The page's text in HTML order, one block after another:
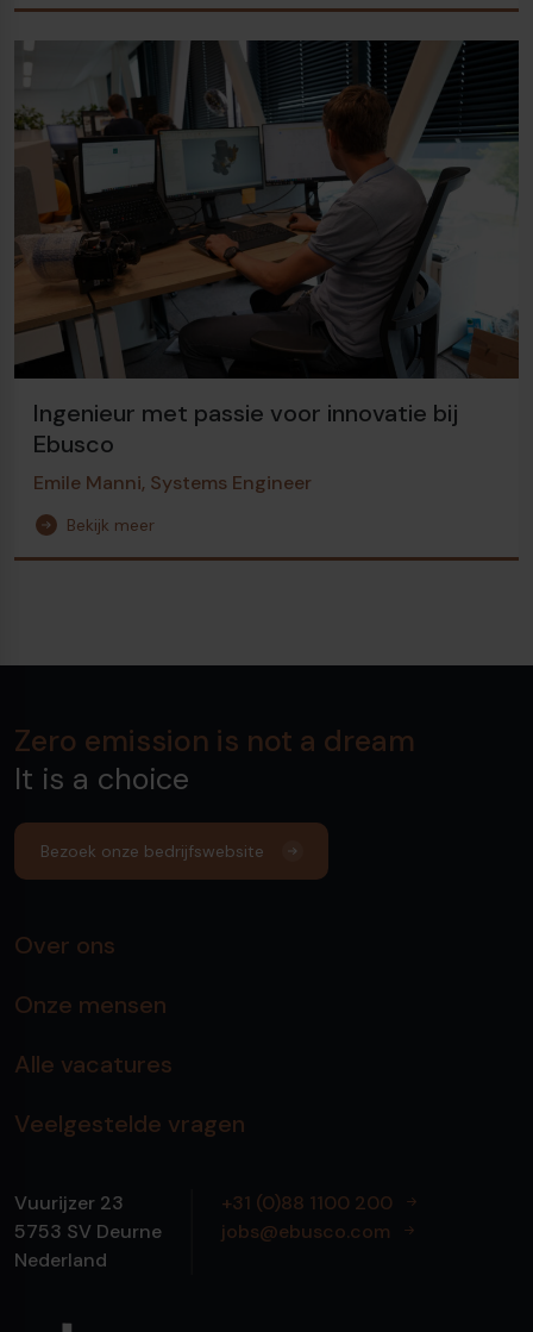
Ingenieur met passie voor innovatie bij
Ebusco
Emile Manni, Systems Engineer
Bekijk meer
Zero emission is not a dream
It is a choice
Bezoek onze bedrijfswebsite
Over ons
Onze mensen
Alle vacatures
Veelgestelde vragen
Vuurijzer 23
5753 SV Deurne
Nederland
+31 (0)88 1100 200
jobs@ebusco.com